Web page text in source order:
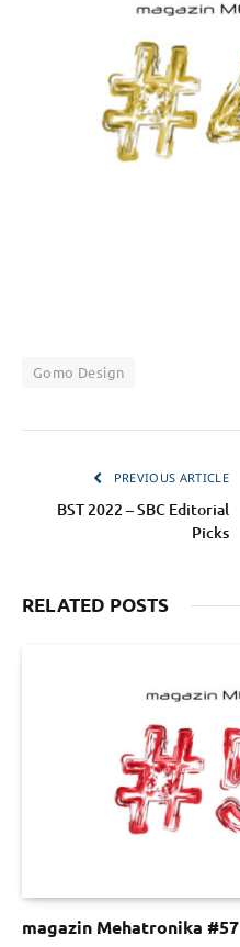
Gomo Design
PREVIOUS ARTICLE
BST 2022 – SBC Editorial
Picks
RELATED POSTS
magazin Mehatronika #57